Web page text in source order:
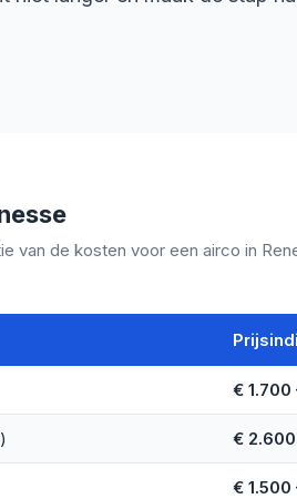
van de kosten voor een airco in
€ 1.700
€
€ 1.500